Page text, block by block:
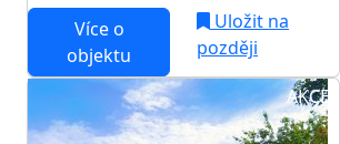
Více o
objektu
Uložit na
později
AKCE